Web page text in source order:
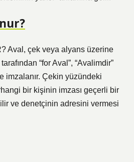
Aval, çek veya alyans üzerine
“for Aval”, “Avalimdir”
imzalanır. Çekin yüzündeki
bir kişinin imzası geçerli bir
ve denetçinin adresini vermesi